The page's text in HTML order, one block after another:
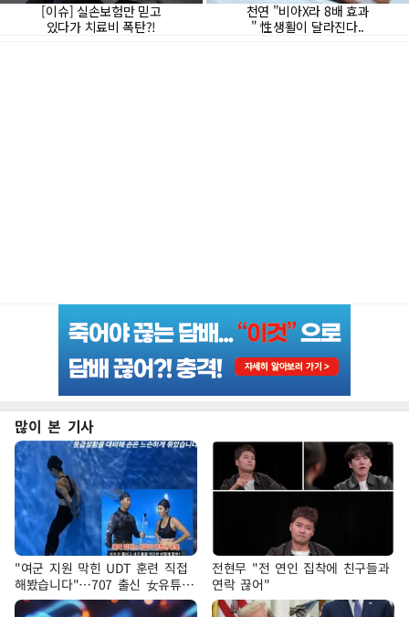
많이 본 기사
"여군 지원 막힌 UDT 훈련 직접
해봤습니다"…707 출신 女유튜버
'완벽 소화'
전현무 "전 연인 집착에 친구들과
연락 끊어"